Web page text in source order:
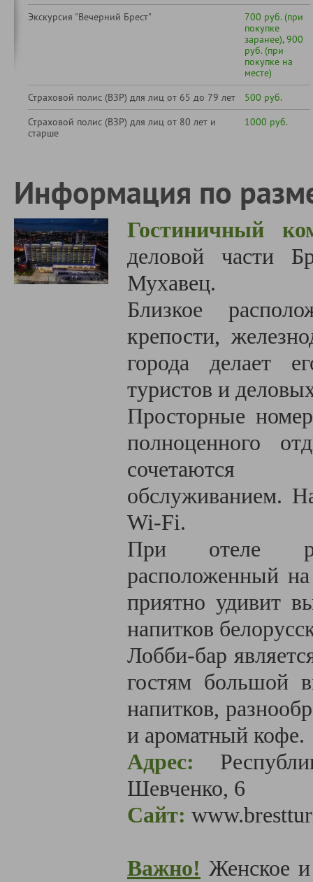
Экскурсия "Вечерний Брест"
700 руб. (при
покупке
заранее), 900
руб. (при
покупке на
месте)
Страховой полис (ВЗР) для лиц от 65 до 79 лет
500 руб.
Страховой полис (ВЗР) для лиц от 80 лет и
старше
1000 руб.
Информация по
Гостиничный
деловой части
Мухавец.
Близкое
крепости,
города делает
туристов и
Просторные
полноценного
сочетаются
обслуживанием.
Wi-Fi.
При отеле
расположенный
приятно удивит
напитков
Лобби-бар
гостям большой
напитков,
и ароматный кофе.
Адрес:
Шевченко, 6
Сайт:
Важно! Женское